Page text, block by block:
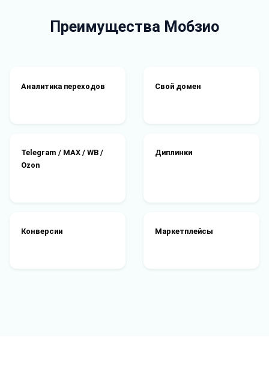
Преимущества Мобзио
Аналитика переходов Свой домен
Telegram / MAX / WB /
Ozon
Диплинки
Конверсии Маркетплейсы